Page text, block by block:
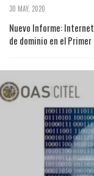
30 MAY, 2020
Nuevo Informe:
de dominio en el